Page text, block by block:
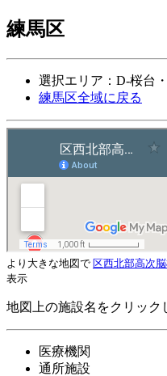
練馬区
選択エリア：D-桜台
練馬区全域に戻る
より大きな地図で 区西北部高次
表示
地図上の施設名をクリック
医療機関
通所施設